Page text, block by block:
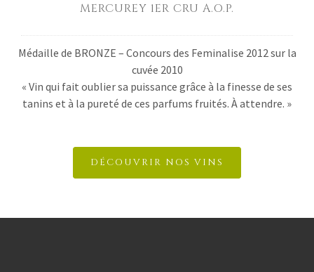
MERCUREY 1ER CRU A.O.P.
Médaille de BRONZE – Concours des Feminalise 2012 sur la
cuvée 2010
« Vin qui fait oublier sa puissance grâce à la finesse de ses
tanins et à la pureté de ces parfums fruités. À attendre. »
DÉCOUVRIR NOS VINS